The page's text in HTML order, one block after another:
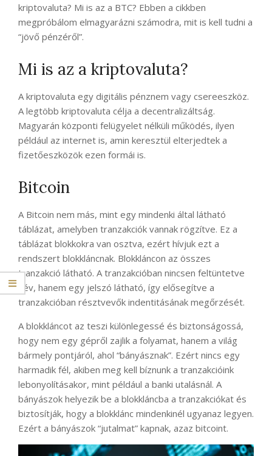
kriptovaluta? Mi is az a BTC? Ebben a cikkben
megpróbálom elmagyarázni számodra, mit is kell tudni a
“jövő pénzéről”.
Mi is az a kriptovaluta?
A kriptovaluta egy digitális pénznem vagy csereeszköz.
A legtöbb kriptovaluta célja a decentralizáltság.
Magyarán központi felügyelet nélküli működés, ilyen
például az internet is, amin keresztül elterjedtek a
fizetőeszközök ezen formái is.
Bitcoin
A Bitcoin nem más, mint egy mindenki által látható
táblázat, amelyben tranzakciók vannak rögzítve. Ez a
táblázat blokkokra van osztva, ezért hívjuk ezt a
rendszert blokkláncnak. Blokkláncon az összes
tranzakció látható. A tranzakcióban nincsen feltüntetve
név, hanem egy jelszó látható, így elősegítve a
tranzakcióban résztvevők indentitásának megőrzését.
A blokkláncot az teszi különlegessé és biztonságossá,
hogy nem egy gépről zajlik a folyamat, hanem a világ
bármely pontjáról, ahol “bányásznak”. Ezért nincs egy
harmadik fél, akiben meg kell bíznunk a tranzakcióink
lebonyolításakor, mint például a banki utalásnál. A
bányászok helyezik be a blokkláncba a tranzakciókat és
biztosítják, hogy a blokklánc mindenkinél ugyanaz legyen.
Ezért a bányászok “jutalmat” kapnak, azaz bitcoint.